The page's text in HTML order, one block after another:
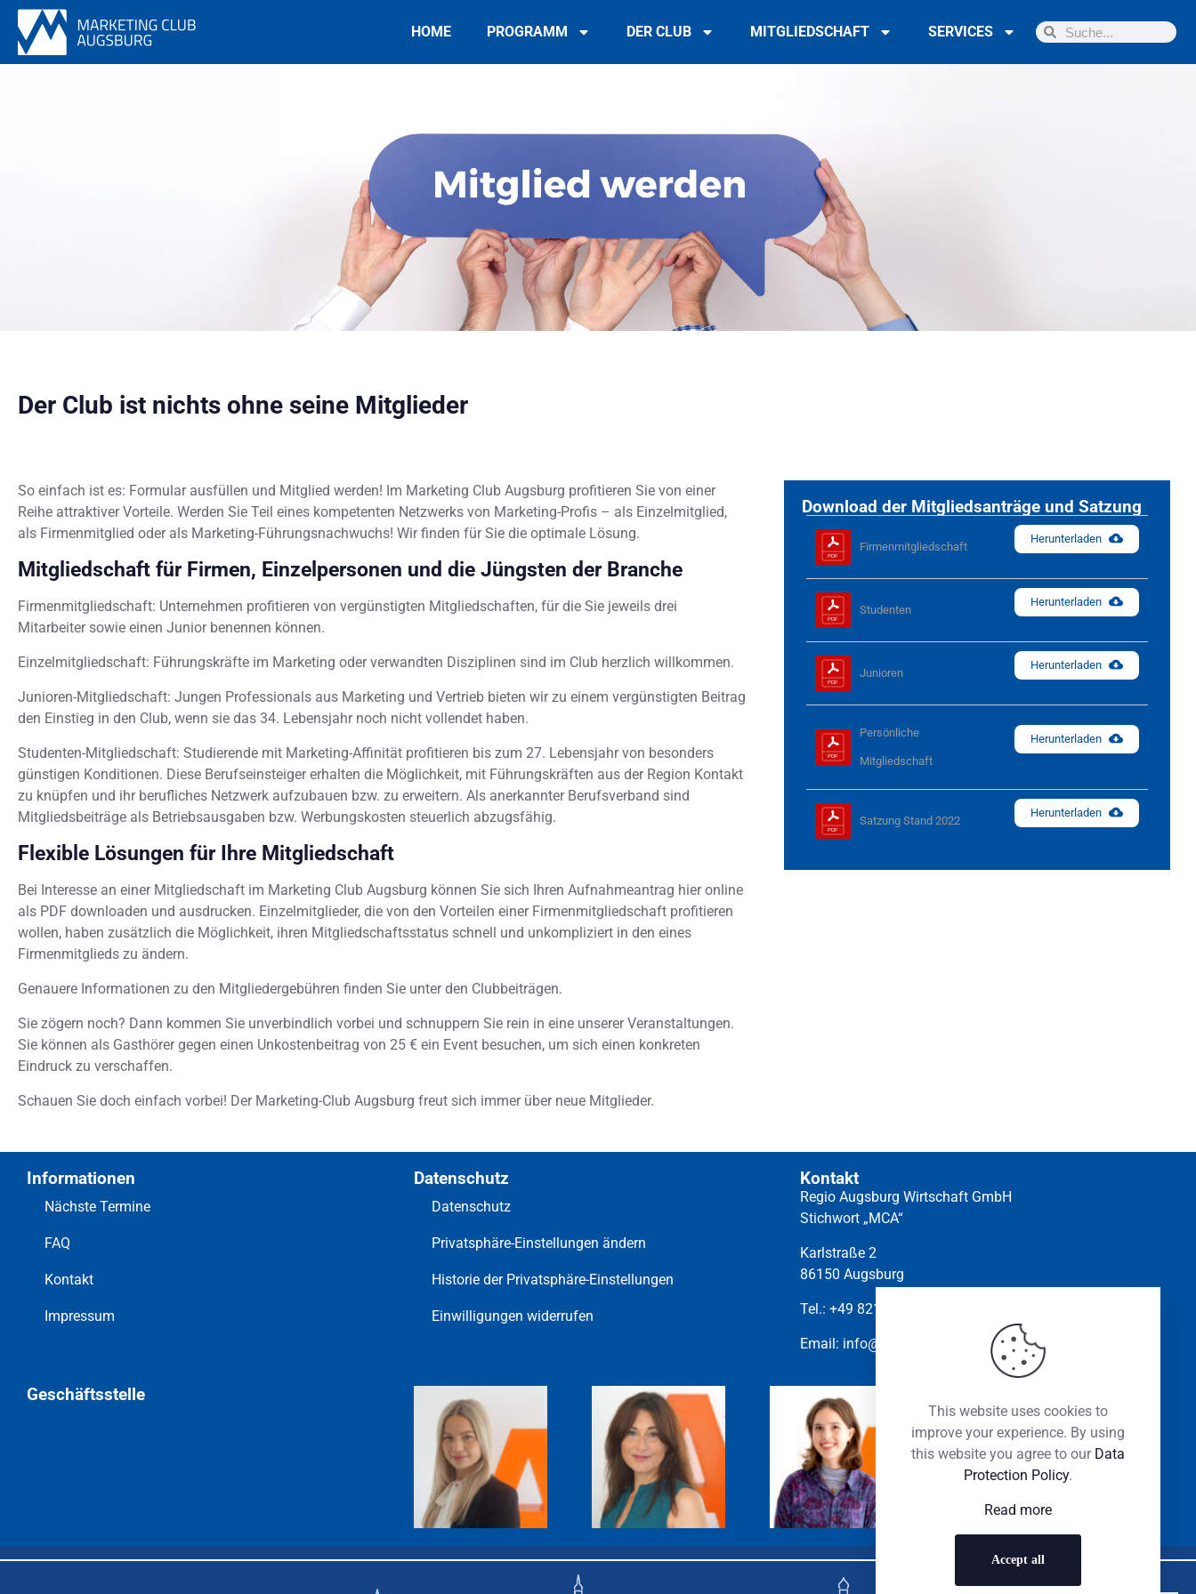
HOME PROGRAMM DER CLUB MITGLIEDSCHAFT SERVICES
Der Club ist nichts ohne seine Mitglieder
So einfach ist es: Formular ausfüllen und Mitglied werden! Im Marketing Club Augsburg profitieren Sie von einer
Reihe attraktiver Vorteile. Werden Sie Teil eines kompetenten Netzwerks von Marketing-Profis – als Einzelmitglied,
als Firmenmitglied oder als Marketing-Führungsnachwuchs! Wir finden für Sie die optimale Lösung.
Mitgliedschaft für Firmen, Einzelpersonen und die Jüngsten der Branche
Firmenmitgliedschaft: Unternehmen profitieren von vergünstigten Mitgliedschaften, für die Sie jeweils drei
Mitarbeiter sowie einen Junior benennen können.
Einzelmitgliedschaft: Führungskräfte im Marketing oder verwandten Disziplinen sind im Club herzlich willkommen.
Junioren-Mitgliedschaft: Jungen Professionals aus Marketing und Vertrieb bieten wir zu einem vergünstigten Beitrag
den Einstieg in den Club, wenn sie das 34. Lebensjahr noch nicht vollendet haben.
Studenten-Mitgliedschaft: Studierende mit Marketing-Affinität profitieren bis zum 27. Lebensjahr von besonders
günstigen Konditionen. Diese Berufseinsteiger erhalten die Möglichkeit, mit Führungskräften aus der Region Kontakt
zu knüpfen und ihr berufliches Netzwerk aufzubauen bzw. zu erweitern. Als anerkannter Berufsverband sind
Mitgliedsbeiträge als Betriebsausgaben bzw. Werbungskosten steuerlich abzugsfähig.
Flexible Lösungen für Ihre Mitgliedschaft
Bei Interesse an einer Mitgliedschaft im Marketing Club Augsburg können Sie sich Ihren Aufnahmeantrag hier online
als PDF downloaden und ausdrucken. Einzelmitglieder, die von den Vorteilen einer Firmenmitgliedschaft profitieren
wollen, haben zusätzlich die Möglichkeit, ihren Mitgliedschaftsstatus schnell und unkompliziert in den eines
Firmenmitglieds zu ändern.
Genauere Informationen zu den Mitgliedergebühren finden Sie unter den Clubbeiträgen.
Sie zögern noch? Dann kommen Sie unverbindlich vorbei und schnuppern Sie rein in eine unserer Veranstaltungen.
Sie können als Gasthörer gegen einen Unkostenbeitrag von 25 € ein Event besuchen, um sich einen konkreten
Eindruck zu verschaffen.
Schauen Sie doch einfach vorbei! Der Marketing-Club Augsburg freut sich immer über neue Mitglieder.
Download der Mitgliedsanträge und Satzung
Firmenmitgliedschaft
Herunterladen
Studenten
Herunterladen
Junioren
Herunterladen
Persönliche
Mitgliedschaft
Herunterladen
Satzung Stand 2022
Herunterladen
Informationen
Nächste Termine
FAQ
Kontakt
Impressum
Datenschutz
Datenschutz
Privatsphäre-Einstellungen ändern
Historie der Privatsphäre-Einstellungen
Einwilligungen widerrufen
Kontakt
Regio Augsburg Wirtschaft GmbH
Stichwort „MCA“
Karlstraße 2
86150 Augsburg
Tel.:+49 821-45010.210
Email: info@marketingclub-augsburg.de
Geschäftsstelle
TAMARA
WEBER
SAYEH
FARAHPOUR
ALISSA
WASILEWSKI
SABINE
SONNENSCHEIN
This website uses cookies to
improve your experience. By using
this website you agree to our Data
Protection Policy.
Read more
Accept all